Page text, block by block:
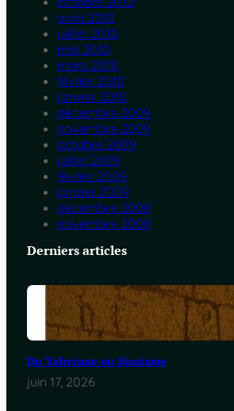
août 2010
juillet 2010
mai 2010
mars 2010
février 2010
janvier 2010
décembre 2009
novembre 2009
octobre 2009
juillet 2009
février 2009
janvier 2009
décembre 2008
novembre 2008
Derniers articles
Du Yahvisme au Sionisme
juin 17, 2026